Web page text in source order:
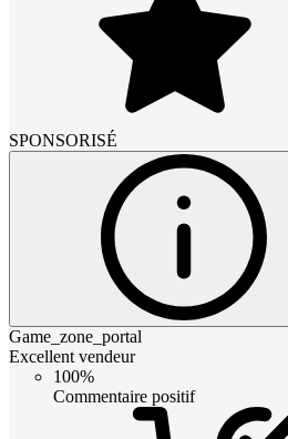
SPONSORISÉ
Game_zone_portal
Excellent vendeur
100%
Commentaire positif